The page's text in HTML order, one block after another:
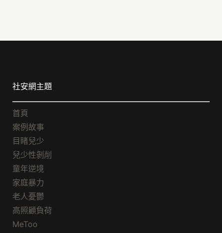
社安網主題
首頁
案例故事
目睹兒少
兒少性剝削
童年逆境
家庭暴力
老人憂鬱
高照顧負荷
MeToo